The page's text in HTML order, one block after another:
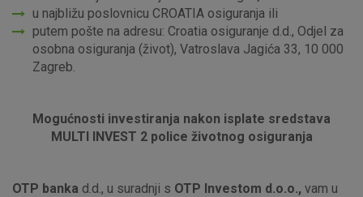
u najbližu poslovnicu CROATIA osiguranja ili
putem pošte na adresu: Croatia osiguranje d.d., Odjel za
osobna osiguranja (život), Vatroslava Jagića 33, 10 000
Zagreb.
Mogućnosti investiranja nakon isplate sredstava
MULTI INVEST 2 police životnog osiguranja
OTP banka d.d., u suradnji s OTP Investom d.o.o., vam u